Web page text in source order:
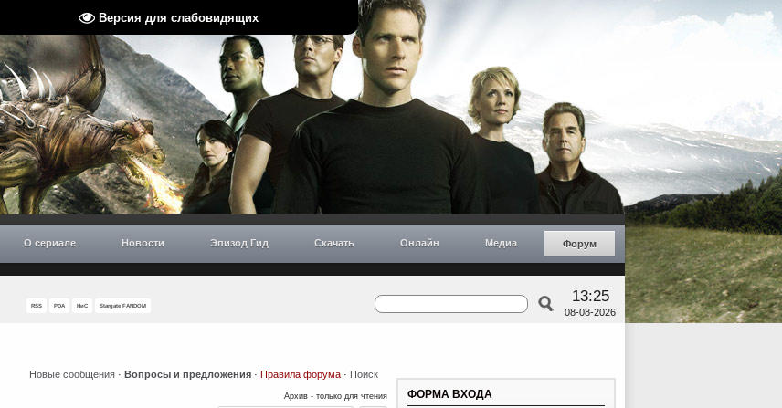
Версия для слабовидящих
О сериале Новости Эпизод Гид Скачать Онлайн Медиа Форум
RSS PDA НиС Stargate FANDOM
13:25
08-08-2026
Новые сообщения · Вопросы и предложения · Правила форума · Поиск
Архив - только для чтения ФОРМА ВХОДА